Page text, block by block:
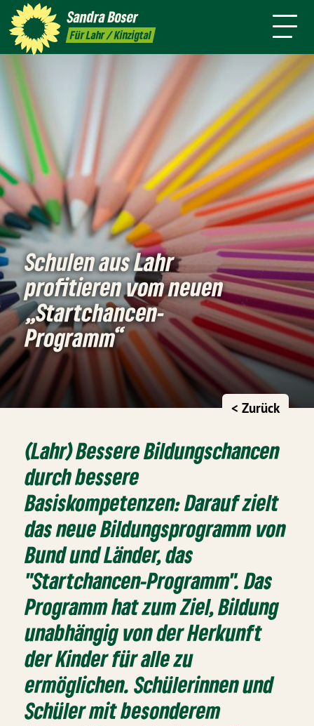
SandraBoser
Für Lahr / Kinzigtal
Presse Kontakt Termine
mich
Schulen aus Lahr
profitieren vom neuen
„Startchancen-
Programm“
< Zurück
(Lahr) Bessere Bildungschancen
durch bessere
Basiskompetenzen: Darauf zielt
das neue Bildungsprogramm von
Bund und Länder, das
"Startchancen-Programm". Das
Programm hat zum Ziel, Bildung
unabhängig von der Herkunft
der Kinder für alle zu
ermöglichen. Schülerinnen und
Schüler mit besonderem